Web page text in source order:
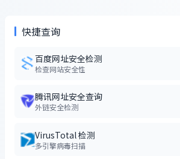
快捷查询
百度网址安全检测
检查网站安全性
腾讯网址安全查询
外链安全检测
VirusTotal 检测
多引擎病毒扫描